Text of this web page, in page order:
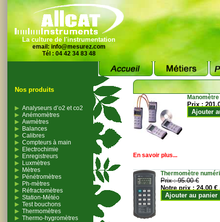
La culture de l'instrumentation
email: info@mesurez.com
Tél : 04 42 34 83 48
Nos produits
Analyseurs d’o2 et co2
Anémomètres
Awmètres
Balances
Calibres
Compteurs à main
Electrochimie
Enregistreurs
Luxmètres
Mètres
Pénétromètres
Ph-mètres
Réfractomètres
Station-Météo
Test bouchons
Thermomètres
Thermo-hygromètres
Prix :
Ajouter
En savoir plus...
Thermomètre
Prix :95.00 €
Notre prix :24.00 €
Ajouter au panier